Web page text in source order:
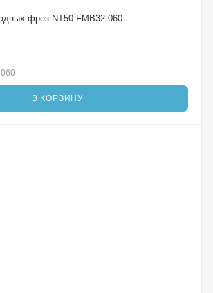
фрез NT50-FMB32-060
В КОРЗИНУ